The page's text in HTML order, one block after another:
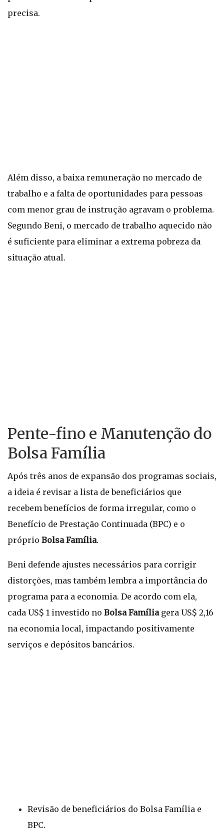
precisa.
Além disso, a baixa remuneração no mercado de
trabalho e a falta de oportunidades para pessoas
com menor grau de instrução agravam o problema.
Segundo Beni, o mercado de trabalho aquecido não
é suficiente para eliminar a extrema pobreza da
situação atual.
Pente-fino e Manutenção do
Bolsa Família
Após três anos de expansão dos programas sociais,
a ideia é revisar a lista de beneficiários que
recebem benefícios de forma irregular, como o
Benefício de Prestação Continuada (BPC) e o
próprio Bolsa Família.
Beni defende ajustes necessários para corrigir
distorções, mas também lembra a importância do
programa para a economia. De acordo com ela,
cada US$ 1 investido no Bolsa Famíliagera US$ 2,16
na economia local, impactando positivamente
serviços e depósitos bancários.
Revisão de beneficiários do Bolsa Família e
BPC.